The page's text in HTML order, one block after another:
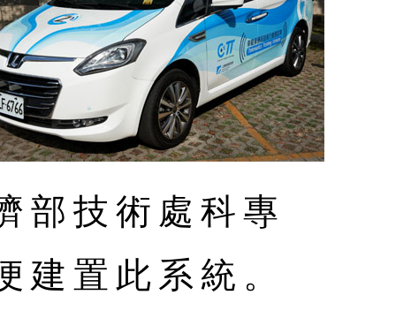
部技術處科專
建置此系統。